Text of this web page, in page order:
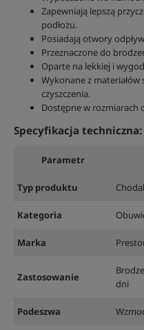
Zapewniają lepszą
podłożu.
Posiadają otwory
Przeznaczone do
Oparte na lekkiej i
Wykonane z materiałów
czyszczenia.
Dostępne w rozmiarach
Specyfikacja techniczna:
Parametr
Typ produktu
Kategoria
Marka
Zastosowanie
dni
Podeszwa